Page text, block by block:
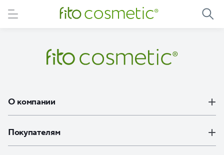
Элемент не найден!
О компании
Покупателям